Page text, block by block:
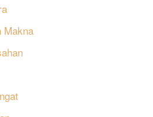
Makna